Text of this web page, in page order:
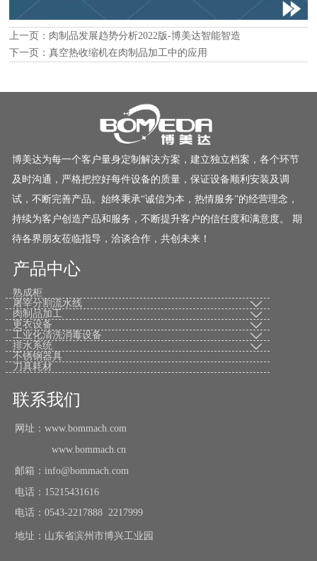
上一页： 肉制品发展趋势分析2022版-博美达智能智造
下一页：真空热收缩机在肉制品加工中的应用
博美达为每一个客户量身定制解决方案，建立独立档案，各个环节
及时沟通，严格把控好每件设备的质量，保证设备顺利安装及调
试，不断完善产品。始终秉承“诚信为本，热情服务”的经营理念，
持续为客户创造产品和服务，不断提升客户的信任度和满意度。 期
待各界朋友莅临指导，洽谈合作，共创未来！
产品中心
熟成柜
屠宰分割流水线

肉制品加工 
更衣设备 
工业化清洗消毒设备 
排水系统 
不锈钢器具
刀具耗材
联系我们
网址：www.bommach.com
www.bommach.cn
邮箱：info@bommach.com
电话：15215431616
电话：0543-2217888 2217999
地址：山东省滨州市博兴工业园